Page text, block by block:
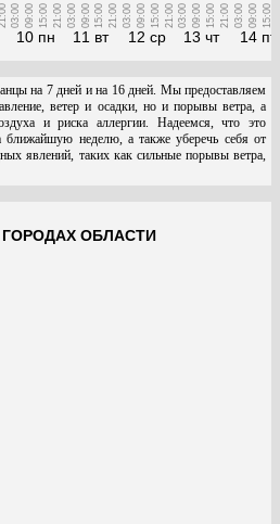
10 пн
03:00 09:00 15:00 21:00
11 вт
03:00 09:00 15:00 21:00
12 ср
03:00 09:00 15:00 21:00
13 чт
03:00 09:00 15:00 21:00
14 пт
03:00 09:00 15:00
на 7 дней и на 16 дней. Мы предоставляем
ветер и осадки, но и порывы ветра, а
и риска аллергии. Надеемся, что это
неделю, а также уберечь себя от
явлений, таких как сильные порывы ветра,
ОБЛАСТИ